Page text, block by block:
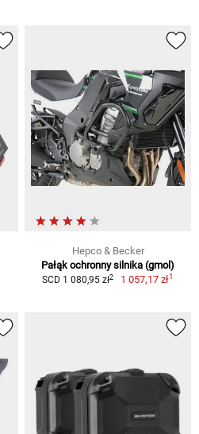
Hepco & Becker
Pałąk ochronny silnika (gmol)
SCD 1 080,95 zł2 1 057,17 zł1